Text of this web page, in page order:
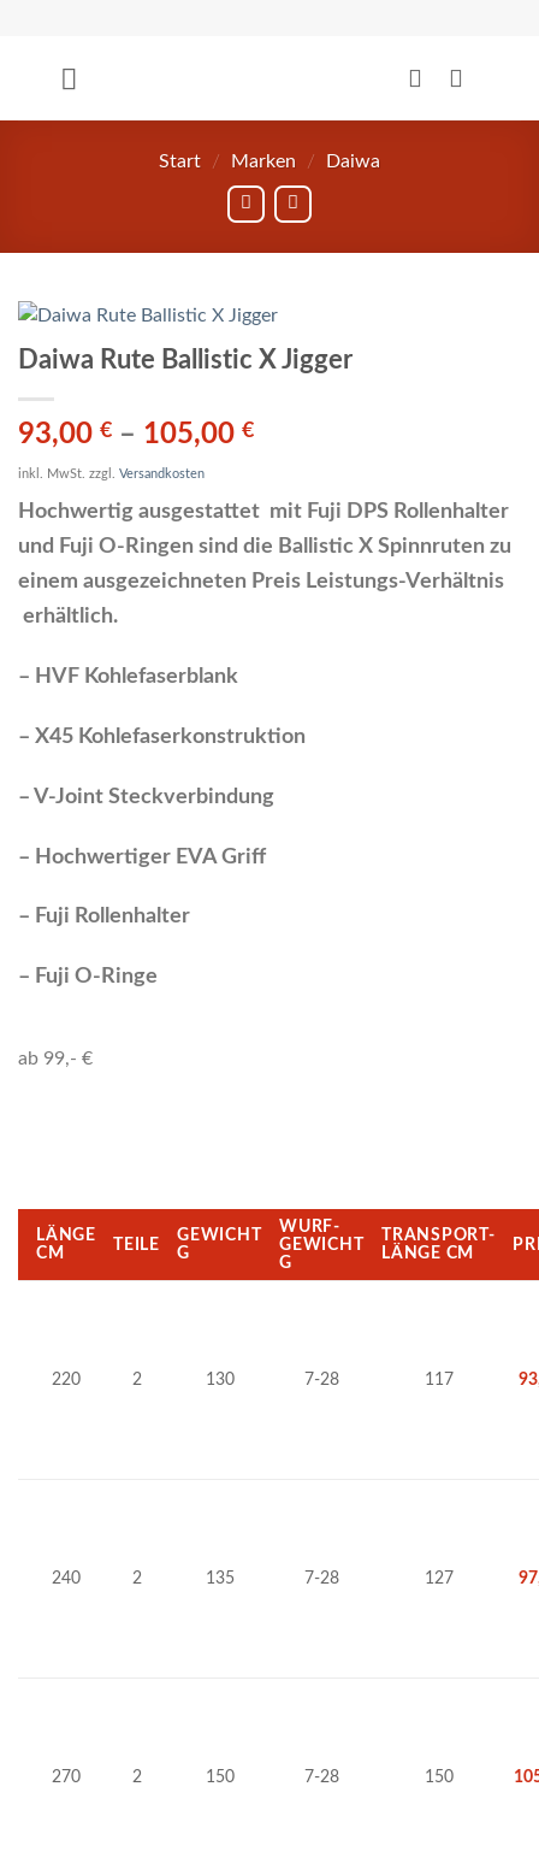
springen
Start / Marken / Daiwa
Daiwa Rute Ballistic X Jigger
93,00 € – 105,00 €
inkl. MwSt. zzgl. Versandkosten
Hochwertig ausgestattet mit Fuji DPS Rollenhalter
und Fuji O-Ringen sind die Ballistic X Spinnruten zu
einem ausgezeichneten Preis Leistungs-Verhältnis
erhältlich.
– HVF Kohlefaserblank
– X45 Kohlefaserkonstruktion
– V-Joint Steckverbindung
– Hochwertiger EVA Griff
– Fuji Rollenhalter
– Fuji O-Ringe
ab 99,- €
LÄNGE
CM
TEILE
GEWICHT
G
WURF-
GEWICHT
G
TRANSPORT-
LÄNGE CM
220 2 130 7-28 117
240 2 135 7-28 127
270 2 150 7-28 150